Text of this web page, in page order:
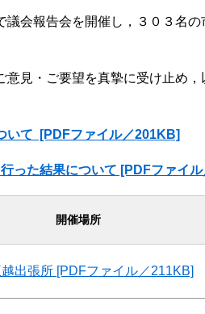
会報告会を開催し，３０３名の
見・ご要望を真摯に受け止め
いて [PDFファイル／201KB]
った結果について [PDFファイ
開催場所
越出張所 [PDFファイル／211KB]